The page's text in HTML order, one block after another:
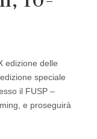
edizione delle
speciale
il FUSP –
e proseguirà